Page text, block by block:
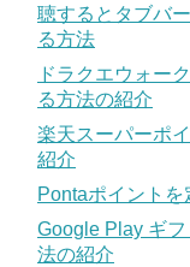
聴するとタブバ
る方法
ドラクエウォー
る方法の紹介
楽天スーパーポ
紹介
Pontaポイント
Google Play ギ
法の紹介